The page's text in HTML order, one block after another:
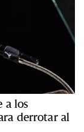
a los
derrotar al